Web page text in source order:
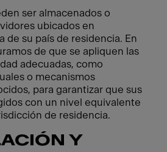
ser almacenados o
ubicados en
de su país de residencia. En
de que se apliquen las
adecuadas, como
o mecanismos
para garantizar que sus
con un nivel equivalente
de residencia.
Y